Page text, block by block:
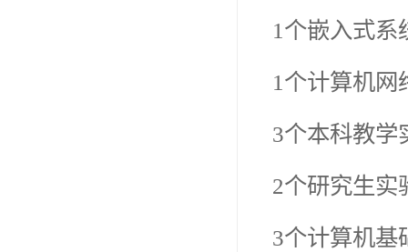
1个嵌入式系
1个计算机网
3个本科教学
2个研究生实
3个计算机基